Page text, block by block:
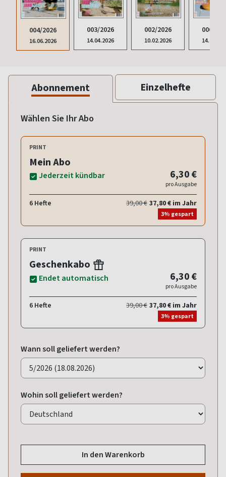
004/2026
16.06.2026
003/2026
14.04.2026
002/2026
10.02.2026
006/
Abonnement Einzelhefte
Wählen Sie Ihr Abo
PRINT
Mein Abo
Jederzeit kündbar 6,30 €
pro Ausgabe
6 Hefte 39,00 € 37,80 € im Jahr
3% gespart
PRINT
Geschenkabo
Endet automatisch 6,30 €
pro Ausgabe
6 Hefte 39,00 € 37,80 € im Jahr
3% gespart
Wann soll geliefert werden?
Wohin soll geliefert werden?
In den Warenkorb